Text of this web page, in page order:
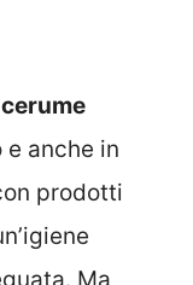
anche in
prodotti